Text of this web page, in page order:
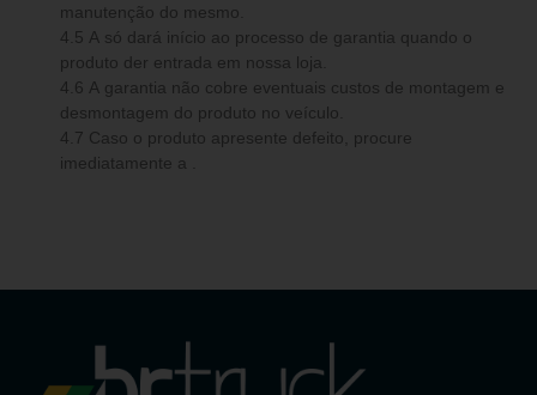
manutenção do mesmo.
4.5 A só dará início ao processo de garantia quando o
produto der entrada em nossa loja.
4.6 A garantia não cobre eventuais custos de montagem e
desmontagem do produto no veículo.
4.7 Caso o produto apresente defeito, procure
imediatamente a .